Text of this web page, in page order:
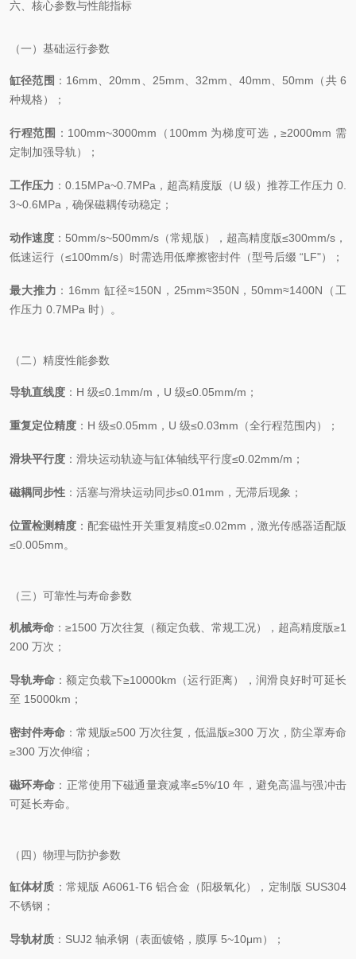
六、核心参数与性能指标
（一）基础运行参数
缸径范围 ：16mm、20mm、25mm、32mm、40mm、50mm（共 6
种规格）；
行程范围 ：100mm~3000mm（100mm 为梯度可选，≥2000mm 需
定制加强导轨）；
工作压力 ：0.15MPa~0.7MPa，超高精度版（U 级）推荐工作压力 0.
3~0.6MPa，确保磁耦传动稳定；
动作速度 ：50mm/s~500mm/s（常规版），超高精度版≤300mm/s，
低速运行（≤100mm/s）时需选用低摩擦密封件（型号后缀 “LF"）；
最大推力 ：16mm 缸径≈150N，25mm≈350N，50mm≈1400N（工
作压力 0.7MPa 时）。
（二）精度性能参数
导轨直线度 ：H 级≤0.1mm/m，U 级≤0.05mm/m；
重复定位精度 ：H 级≤0.05mm，U 级≤0.03mm（全行程范围内）；
滑块平行度 ：滑块运动轨迹与缸体轴线平行度≤0.02mm/m；
磁耦同步性 ：活塞与滑块运动同步≤0.01mm，无滞后现象；
位置检测精度 ：配套磁性开关重复精度≤0.02mm，激光传感器适配版
≤0.005mm。
（三）可靠性与寿命参数
机械寿命 ：≥1500 万次往复（额定负载、常规工况），超高精度版≥1
200 万次；
导轨寿命 ：额定负载下≥10000km（运行距离），润滑良好时可延长
至 15000km；
密封件寿命 ：常规版≥500 万次往复，低温版≥300 万次，防尘罩寿命
≥300 万次伸缩；
磁环寿命 ：正常使用下磁通量衰减率≤5%/10 年，避免高温与强冲击
可延长寿命。
（四）物理与防护参数
缸体材质 ：常规版 A6061-T6 铝合金（阳极氧化），定制版 SUS304
不锈钢；
导轨材质 ：SUJ2 轴承钢（表面镀铬，膜厚 5~10μm）；